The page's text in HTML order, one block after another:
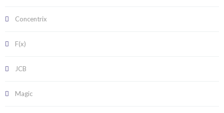
Concentrix
F(x)
JCB
Magic